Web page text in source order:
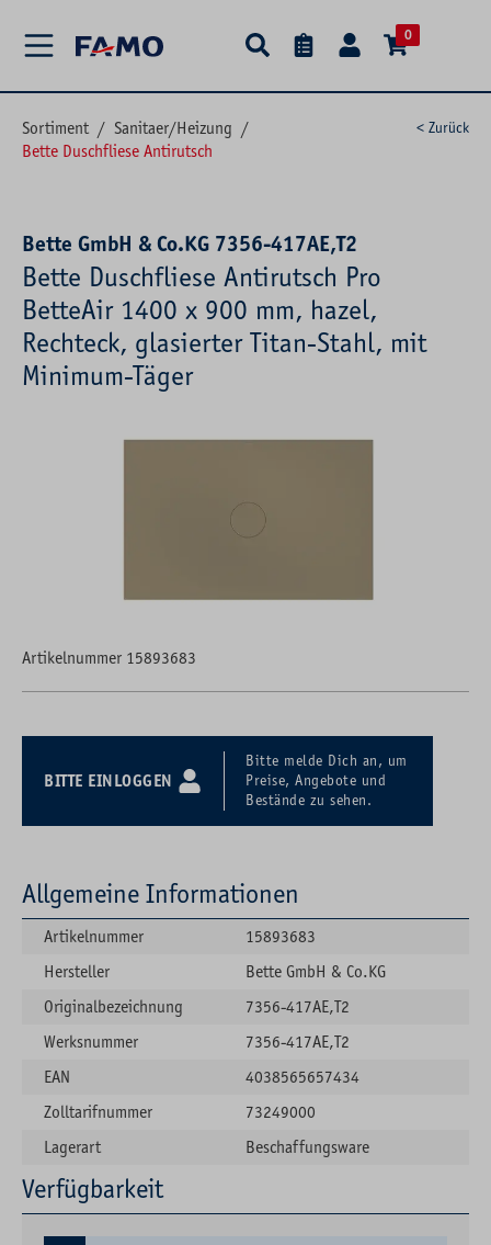
0
Sortiment / Sanitaer/Heizung /
Bette Duschfliese Antirutsch
< Zurück
Bette GmbH & Co.KG 7356-417AE,T2
Bette Duschfliese Antirutsch Pro
BetteAir 1400 x 900 mm, hazel,
Rechteck, glasierter Titan-Stahl, mit
Minimum-Täger
Artikelnummer 15893683
BITTE EINLOGGEN
Bitte melde Dich an, um
Preise, Angebote und
Bestände zu sehen.
Allgemeine Informationen
Artikelnummer
15893683
Hersteller
Bette GmbH & Co.KG
Originalbezeichnung
7356-417AE,T2
Werksnummer
7356-417AE,T2
EAN
4038565657434
Zolltarifnummer
73249000
Lagerart
Beschaffungsware
Verfügbarkeit